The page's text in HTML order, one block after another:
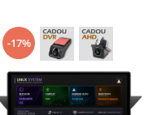
-17%